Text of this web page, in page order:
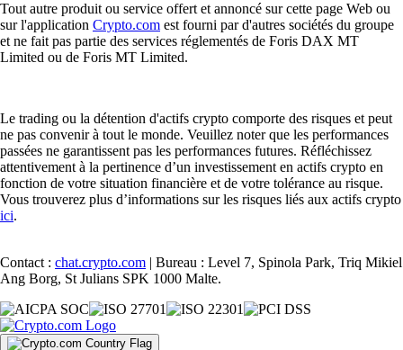
Tout autre produit ou service offert et annoncé sur cette page Web ou
sur l'application Crypto.com est fourni par d'autres sociétés du groupe
et ne fait pas partie des services réglementés de Foris DAX MT
Limited ou de Foris MT Limited.
Le trading ou la détention d'actifs crypto comporte des risques et peut
ne pas convenir à tout le monde. Veuillez noter que les performances
passées ne garantissent pas les performances futures. Réfléchissez
attentivement à la pertinence d’un investissement en actifs crypto en
fonction de votre situation financière et de votre tolérance au risque.
Vous trouverez plus d’informations sur les risques liés aux actifs crypto
ici.
Contact : chat.crypto.com | Bureau : Level 7, Spinola Park, Triq Mikiel
Ang Borg, St Julians SPK 1000 Malte.